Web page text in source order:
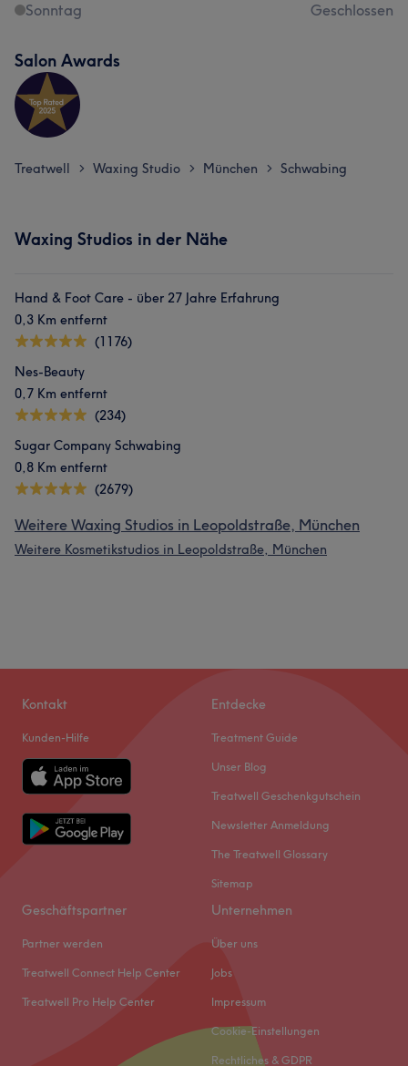
Sonntag
Geschlossen
Salon Awards
Treatwell > Waxing Studio > München > Schwabing
Waxing Studios in der Nähe
Hand & Foot Care - über 27 Jahre Erfahrung
0,3 Km entfernt
(1176)
Nes-Beauty
0,7 Km entfernt
(234)
Sugar Company Schwabing
0,8 Km entfernt
(2679)
Weitere Waxing Studios in Leopoldstraße, München
Weitere Kosmetikstudios in Leopoldstraße, München
Kontakt
Kunden-Hilfe
Entdecke
Treatment Guide
Unser Blog
Treatwell Geschenkgutschein
Newsletter Anmeldung
The Treatwell Glossary
Sitemap
Geschäftspartner
Partner werden
Treatwell Connect Help Center
Treatwell Pro Help Center
Unternehmen
Über uns
Jobs
Impressum
Cookie-Einstellungen
Rechtliches & GDPR